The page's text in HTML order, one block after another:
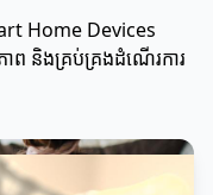
Home Devices
ព និងគ្រប់គ្រងដំណើរការ